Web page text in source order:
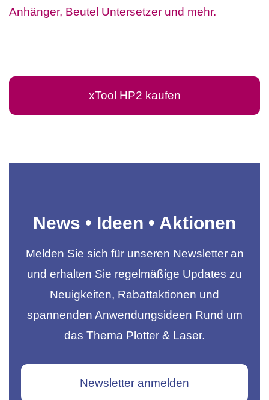
xTool HP2 kaufen
News • Ideen • Aktionen
Melden Sie sich für unseren Newsletter an
und erhalten Sie regelmäßige Updates zu
Neuigkeiten, Rabattaktionen und
spannenden Anwendungsideen Rund um
das Thema Plotter & Laser.
Newsletter anmelden